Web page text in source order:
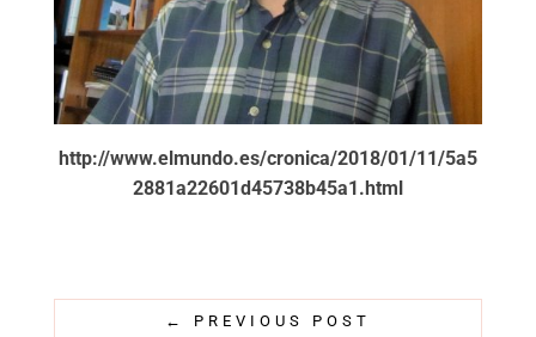
http://www.elmundo.es/cronica/2018/01/11/5a5
2881a22601d45738b45a1.html
← PREVIOUS POST